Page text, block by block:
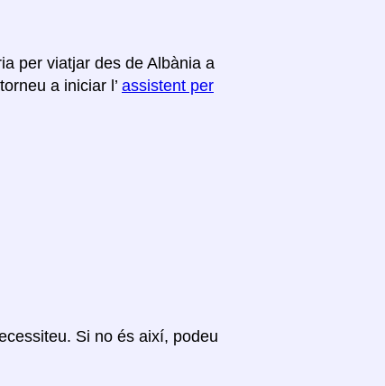
per viatjar des de Albània a
a iniciar l’ assistent per
Si no és així, podeu